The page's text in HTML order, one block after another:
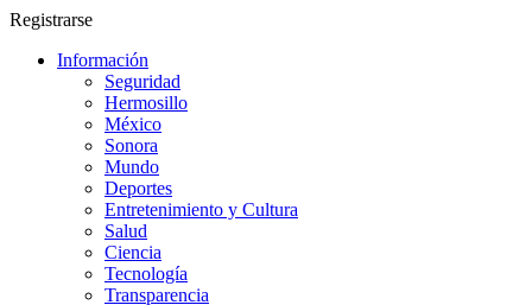
Registrarse
Información
Seguridad
Hermosillo
México
Sonora
Mundo
Deportes
Entretenimiento y Cultura
Salud
Ciencia
Tecnología
Transparencia